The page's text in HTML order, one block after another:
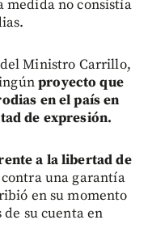
medida no consistía
Ministro Carrillo,
proyecto que
en el país en
de expresión.
a la libertad de
una garantía
en su momento
su cuenta en